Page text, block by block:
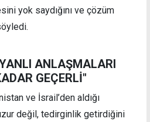
yok saydığını ve çözüm
ANLAŞMALARI
GEÇERLİ"
ve İsrail’den aldığı
değil, tedirginlik getirdiğini